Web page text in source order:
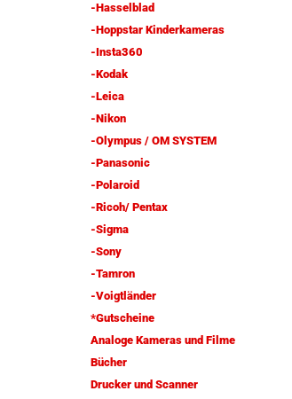
-Hasselblad
-Hoppstar Kinderkameras
-Insta360
-Kodak
-Leica
-Nikon
-Olympus / OM SYSTEM
-Panasonic
-Polaroid
-Ricoh/ Pentax
-Sigma
-Sony
-Tamron
-Voigtländer
*Gutscheine
Analoge Kameras und Filme
Bücher
Drucker und Scanner